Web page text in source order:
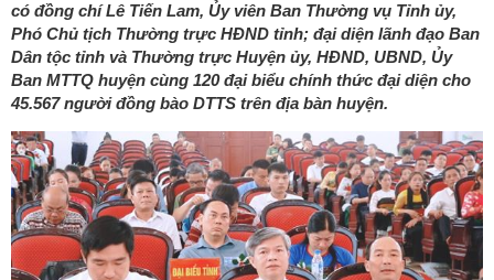
có đồng chí Lê Tiến Lam, Ủy viên Ban Thường vụ Tỉnh ủy,
Phó Chủ tịch Thường trực HĐND tỉnh; đại diện lãnh đạo Ban
Dân tộc tỉnh và Thường trực Huyện ủy, HĐND, UBND, Ủy
Ban MTTQ huyện cùng 120 đại biểu chính thức đại diện cho
45.567 người đồng bào DTTS trên địa bàn huyện.